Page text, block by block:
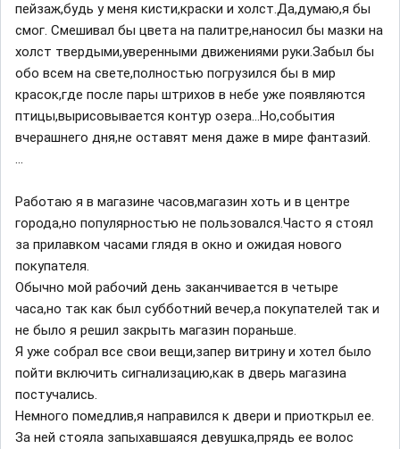
пейзаж,будь у меня кисти,краски и холст.Да,думаю,я бы
смог. Смешивал бы цвета на палитре,наносил бы мазки на
холст твердыми,уверенными движениями руки.Забыл бы
обо всем на свете,полностью погрузился бы в мир
красок,где после пары штрихов в небе уже появляются
птицы,вырисовывается контур озера...Но,события
вчерашнего дня,не оставят меня даже в мире фантазий.
...
Работаю я в магазине часов,магазин хоть и в центре
города,но популярностью не пользовался.Часто я стоял
за прилавком часами глядя в окно и ожидая нового
покупателя.
Обычно мой рабочий день заканчивается в четыре
часа,но так как был субботний вечер,а покупателей так и
не было я решил закрыть магазин пораньше.
Я уже собрал все свои вещи,запер витрину и хотел было
пойти включить сигнализацию,как в дверь магазина
постучались.
Немного помедлив,я направился к двери и приоткрыл ее.
За ней стояла запыхавшаяся девушка,прядь ее волос